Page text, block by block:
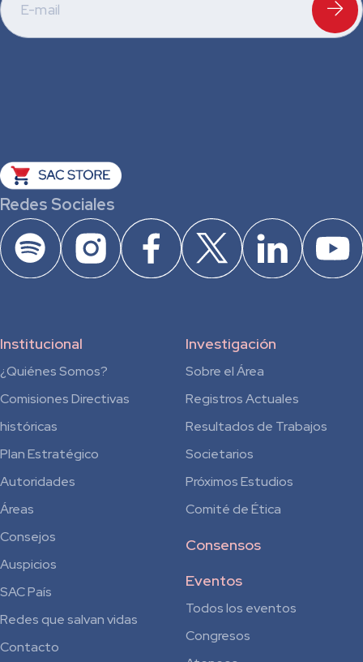
Redes Sociales
Institucional
¿Quiénes Somos?
Comisiones Directivas
históricas
Plan Estratégico
Autoridades
Áreas
Consejos
Auspicios
SAC País
Redes que salvan vidas
Contacto
Investigación
Sobre el Área
Registros Actuales
Resultados de Trabajos
Societarios
Próximos Estudios
Comité de Ética
Consensos
Eventos
Todos los eventos
Congresos